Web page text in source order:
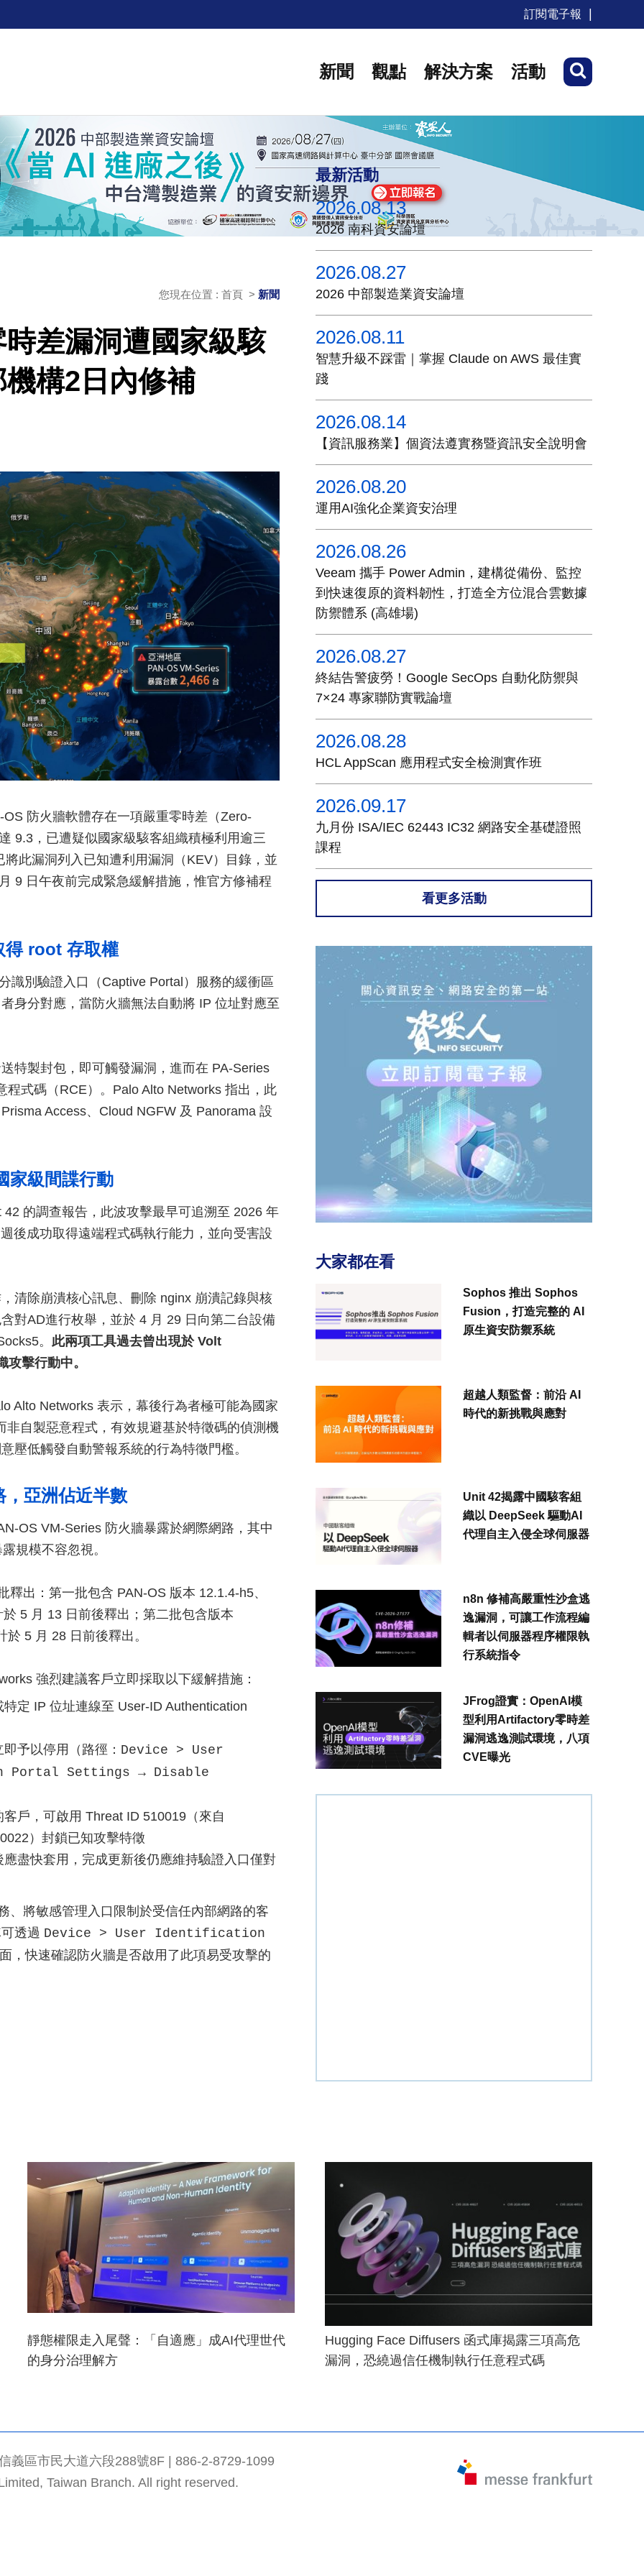
訂閱電子報
新聞 觀點 解決方案 活動
您現在位置 : 首頁 > 新聞
差漏洞遭國家級駭
構2日內修補
防火牆軟體存在一項嚴重零時差（Zero-
9.3，已遭疑似國家級駭客組織積極利用逾三
此漏洞列入已知遭利用漏洞（KEV）目錄，並
9 日午夜前完成緊急緩解措施，惟官方修補程
得 root 存取權
識別驗證入口（Captive Portal）服務的緩衝區
身分對應，當防火牆無法自動將 IP 位址對應至
特製封包，即可觸發漏洞，進而在 PA-Series
式碼（RCE）。Palo Alto Networks 指出，此
Access、Cloud NGFW 及 Panorama 設
家級間諜行動
的調查報告，此波攻擊最早可追溯至 2026 年
後成功取得遠端程式碼執行能力，並向受害設
清除崩潰核心訊息、刪除 nginx 崩潰記錄與核
對AD進行枚舉，並於 4 月 29 日向第二台設備
。 此兩項工具過去曾出現於 Volt
擊行動中。
Alto Networks 表示，幕後行為者極可能為國家
自製惡意程式，有效規避基於特徵碼的偵測機
壓低觸發自動警報系統的行為特徵門檻。
，亞洲佔近半數
OS VM-Series 防火牆暴露於網際網路，其中
規模不容忽視。
出：第一批包含 PAN-OS 版本 12.1.4-h5、
5 月 13 日前後釋出；第二批包含版本
5 月 28 日前後釋出。
強烈建議客戶立即採取以下緩解措施：
定 IP 位址連線至 User-ID Authentication
予以停用（路徑： Device > User
Settings → Disable
戶，可啟用 Threat ID 510019（來自
）封鎖已知攻擊特徵
盡快套用，完成更新後仍應維持驗證入口僅對
、將敏感管理入口限制於受信任內部網路的客
透過 Device > User Identification
，快速確認防火牆是否啟用了此項易受攻擊的
最新活動
2026.08.13
2026 南科資安論壇
2026.08.27
2026 中部製造業資安論壇
2026.08.11
智慧升級不踩雷｜掌握 Claude on AWS 最佳實
踐
2026.08.14
【資訊服務業】個資法遵實務暨資訊安全說明會
2026.08.20
運用AI強化企業資安治理
2026.08.26
Veeam 攜手 Power Admin，建構從備份、監控
到快速復原的資料韌性，打造全方位混合雲數據
防禦體系 (高雄場)
2026.08.27
終結告警疲勞！Google SecOps 自動化防禦與
7×24 專家聯防實戰論壇
2026.08.28
HCL AppScan 應用程式安全檢測實作班
2026.09.17
九月份 ISA/IEC 62443 IC32 網路安全基礎證照
課程
看更多活動
大家都在看
Sophos 推出 Sophos
Fusion，打造完整的 AI
原生資安防禦系統
超越人類監督：前沿 AI
時代的新挑戰與應對
Unit 42揭露中國駭客組
織以 DeepSeek 驅動AI
代理自主入侵全球伺服器
n8n 修補高嚴重性沙盒逃
逸漏洞，可讓工作流程編
輯者以伺服器程序權限執
行系統指令
JFrog證實：OpenAI模
型利用Artifactory零時差
漏洞逃逸測試環境，八項
CVE曝光
靜態權限走入尾聲：「自適應」成AI代理世代
的身分治理解方
Hugging Face Diffusers 函式庫揭露三項高危
漏洞，恐繞過信任機制執行任意程式碼
義區市民大道六段288號8F | 886-2-8729-1099
Taiwan Branch. All right reserved.